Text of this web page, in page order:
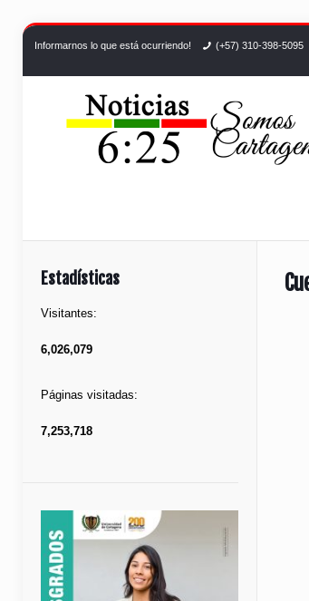
Informarnos lo que está ocurriendo! (+57) 310-398-5095
Estadísticas
Visitantes:
6,026,079
Páginas visitadas:
7,253,718